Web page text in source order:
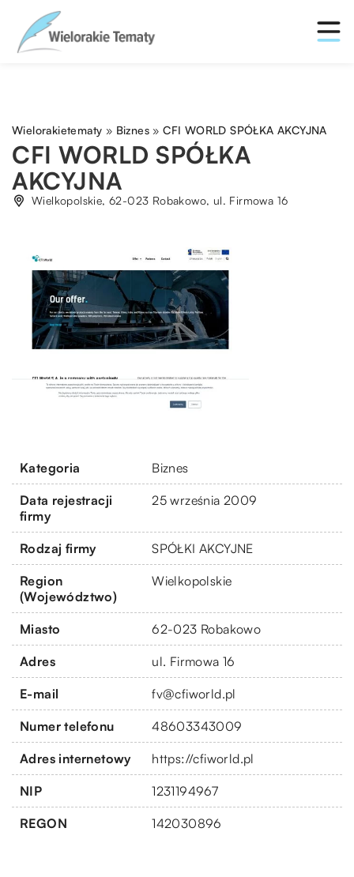
Wielorakietematy » Biznes »CFI WORLD SPÓŁKA AKCYJNA
CFI WORLD SPÓŁKA
AKCYJNA
Wielkopolskie, 62-023 Robakowo, ul. Firmowa 16
Kategoria Biznes
Data rejestracji
firmy
25 września 2009
Rodzaj firmy SPÓŁKI AKCYJNE
Region
(Województwo)
Wielkopolskie
Miasto 62-023 Robakowo
Adres ul. Firmowa 16
E-mail fv@cfiworld.pl
Numer telefonu 48603343009
Adres internetowy https://cfiworld.pl
NIP 1231194967
REGON 142030896